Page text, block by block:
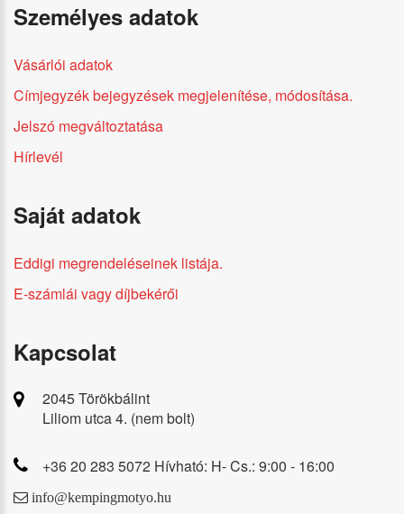
Személyes adatok
Vásárlói adatok
Címjegyzék bejegyzések megjelenítése, módosítása.
Jelszó megváltoztatása
Hírlevél
Saját adatok
Eddigi megrendeléseinek listája.
E-számlái vagy díjbekérői
Kapcsolat
2045 Törökbálint
Liliom utca 4. (nem bolt)
+36 20 283 5072 Hívható: H- Cs.: 9:00 - 16:00
info@kempingmotyo.hu